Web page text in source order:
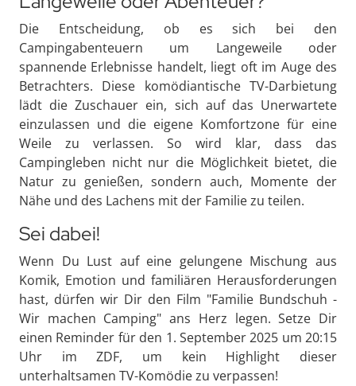
Die Entscheidung, ob es sich bei den
Campingabenteuern um Langeweile oder
spannende Erlebnisse handelt, liegt oft im Auge des
Betrachters. Diese komödiantische TV-Darbietung
lädt die Zuschauer ein, sich auf das Unerwartete
einzulassen und die eigene Komfortzone für eine
Weile zu verlassen. So wird klar, dass das
Campingleben nicht nur die Möglichkeit bietet, die
Natur zu genießen, sondern auch, Momente der
Nähe und des Lachens mit der Familie zu teilen.
Sei dabei!
Wenn Du Lust auf eine gelungene Mischung aus
Komik, Emotion und familiären Herausforderungen
hast, dürfen wir Dir den Film "Familie Bundschuh -
Wir machen Camping" ans Herz legen. Setze Dir
einen Reminder für den 1. September 2025 um 20:15
Uhr im ZDF, um kein Highlight dieser
unterhaltsamen TV-Komödie zu verpassen!